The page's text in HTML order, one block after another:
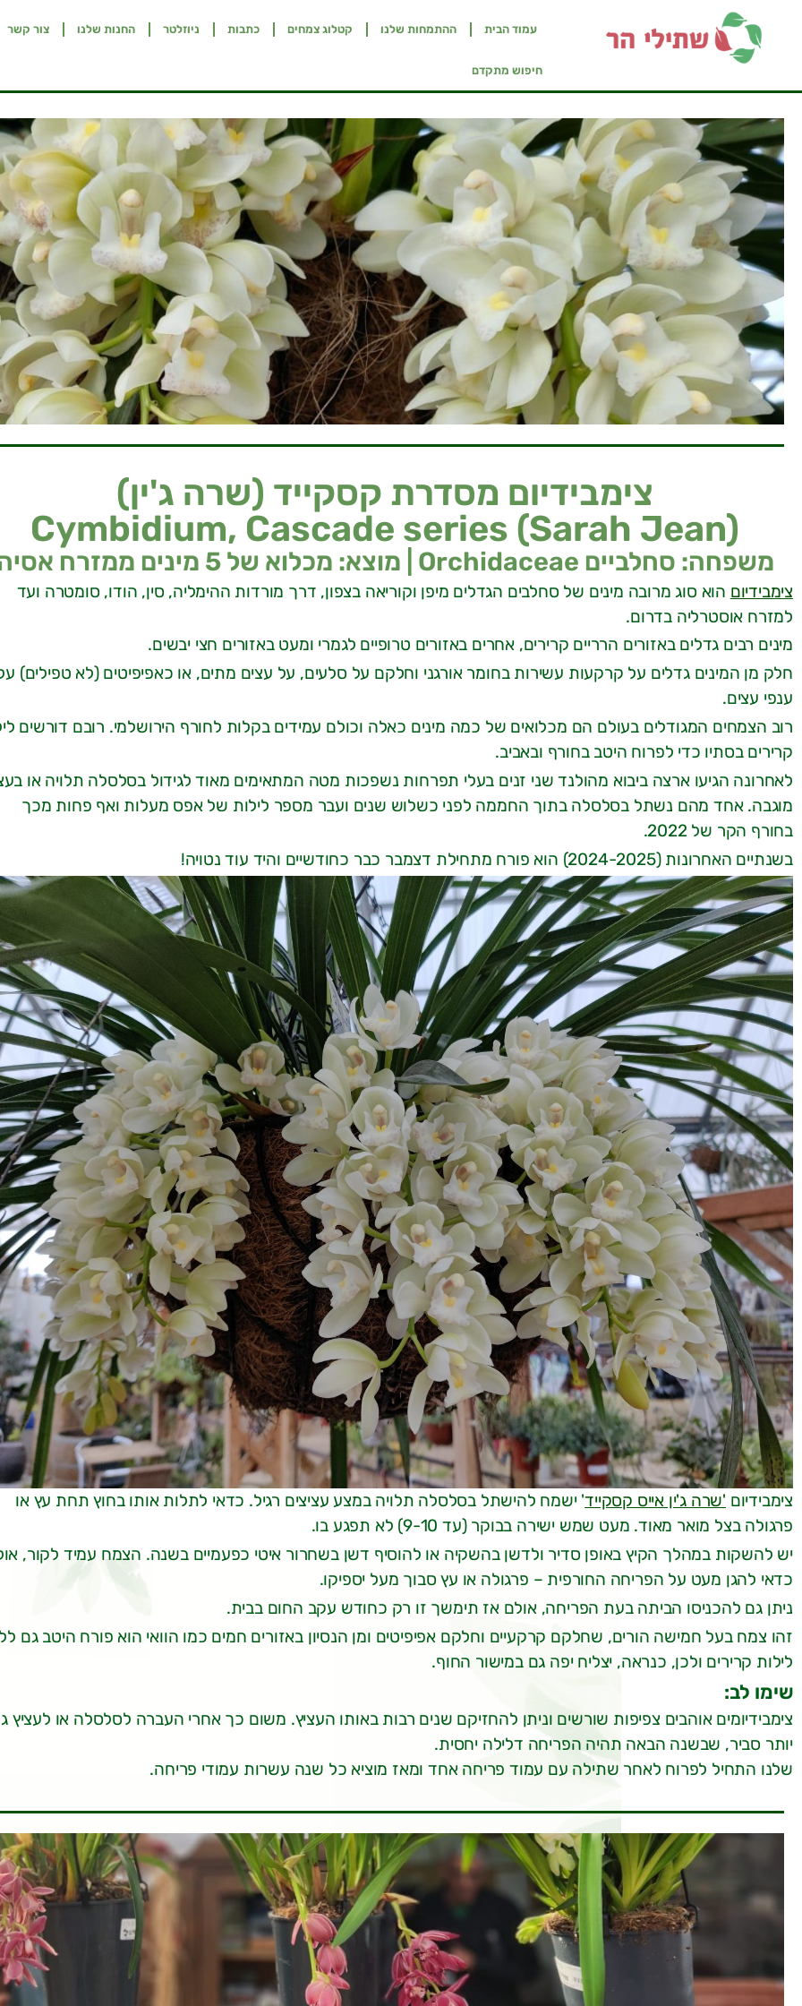
עמוד הבית ההתמחות שלנו קטלוג צמחים כתבות ניוזלטר החנות שלנו צור קשר
חיפוש מתקדם
צימבידיום מסדרת קסקייד (שרה ג'ין)
Cymbidium, Cascade series (Sarah Jean)
משפחה: סחלביים Orchidaceae | מוצא: מכלוא של 5 מינים ממזרח אסיה
צימבידיום הוא סוג מרובה מינים של סחלבים הגדלים מיפן וקוריאה בצפון, דרך מורדות ההימליה, סין, הודו, סומטרה ועד
למזרח אוסטרליה בדרום.
מינים רבים גדלים באזורים הרריים קרירים, אחרים באזורים טרופיים לגמרי ומעט באזורים חצי יבשים.
חלק מן המינים גדלים על קרקעות עשירות בחומר אורגני וחלקם על סלעים, על עצים מתים, או כאפיפיטים (לא טפילים)
ענפי עצים.
רוב הצמחים המגודלים בעולם הם מכלואים של כמה מינים כאלה וכולם עמידים בקלות לחורף הירושלמי. רובם דורשים
קרירים בסתיו כדי לפרוח היטב בחורף ובאביב.
לאחרונה הגיעו ארצה ביבוא מהולנד שני זנים בעלי תפרחות נשפכות מטה המתאימים מאוד לגידול בסלסלה תלויה או
מוגבה. אחד מהם נשתל בסלסלה בתוך החממה לפני כשלוש שנים ועבר מספר לילות של אפס מעלות ואף פחות מכך
בחורף הקר של 2022.
בשנתיים האחרונות (2024-2025) הוא פורח מתחילת דצמבר כבר כחודשיים והיד עוד נטויה!
צימבידיום 'שרה ג'ין אייס קסקייד' ישמח להישתל בסלסלה תלויה במצע עציצים רגיל. כדאי לתלות אותו בחוץ תחת עץ או
פרגולה בצל מואר מאוד. מעט שמש ישירה בבוקר (עד 9-10) לא תפגע בו.
יש להשקות במהלך הקיץ באופן סדיר ולדשן בהשקיה או להוסיף דשן בשחרור איטי כפעמיים בשנה. הצמח עמיד לקור,
כדאי להגן מעט על הפריחה החורפית – פרגולה או עץ סבוך מעל יספיקו.
ניתן גם להכניסו הביתה בעת הפריחה, אולם אז תימשך זו רק כחודש עקב החום בבית.
זהו צמח בעל חמישה הורים, שחלקם קרקעיים וחלקם אפיפיטים ומן הנסיון באזורים חמים כמו הוואי הוא פורח היטב גם
לילות קרירים ולכן, כנראה, יצליח יפה גם במישור החוף.
שימו לב:
צימבידיומים אוהבים צפיפות שורשים וניתן להחזיקם שנים רבות באותו העציץ. משום כך אחרי העברה לסלסלה או לעציץ
יותר סביר, שבשנה הבאה תהיה הפריחה דלילה יחסית.
שלנו התחיל לפרוח לאחר שתילה עם עמוד פריחה אחד ומאז מוציא כל שנה עשרות עמודי פריחה.